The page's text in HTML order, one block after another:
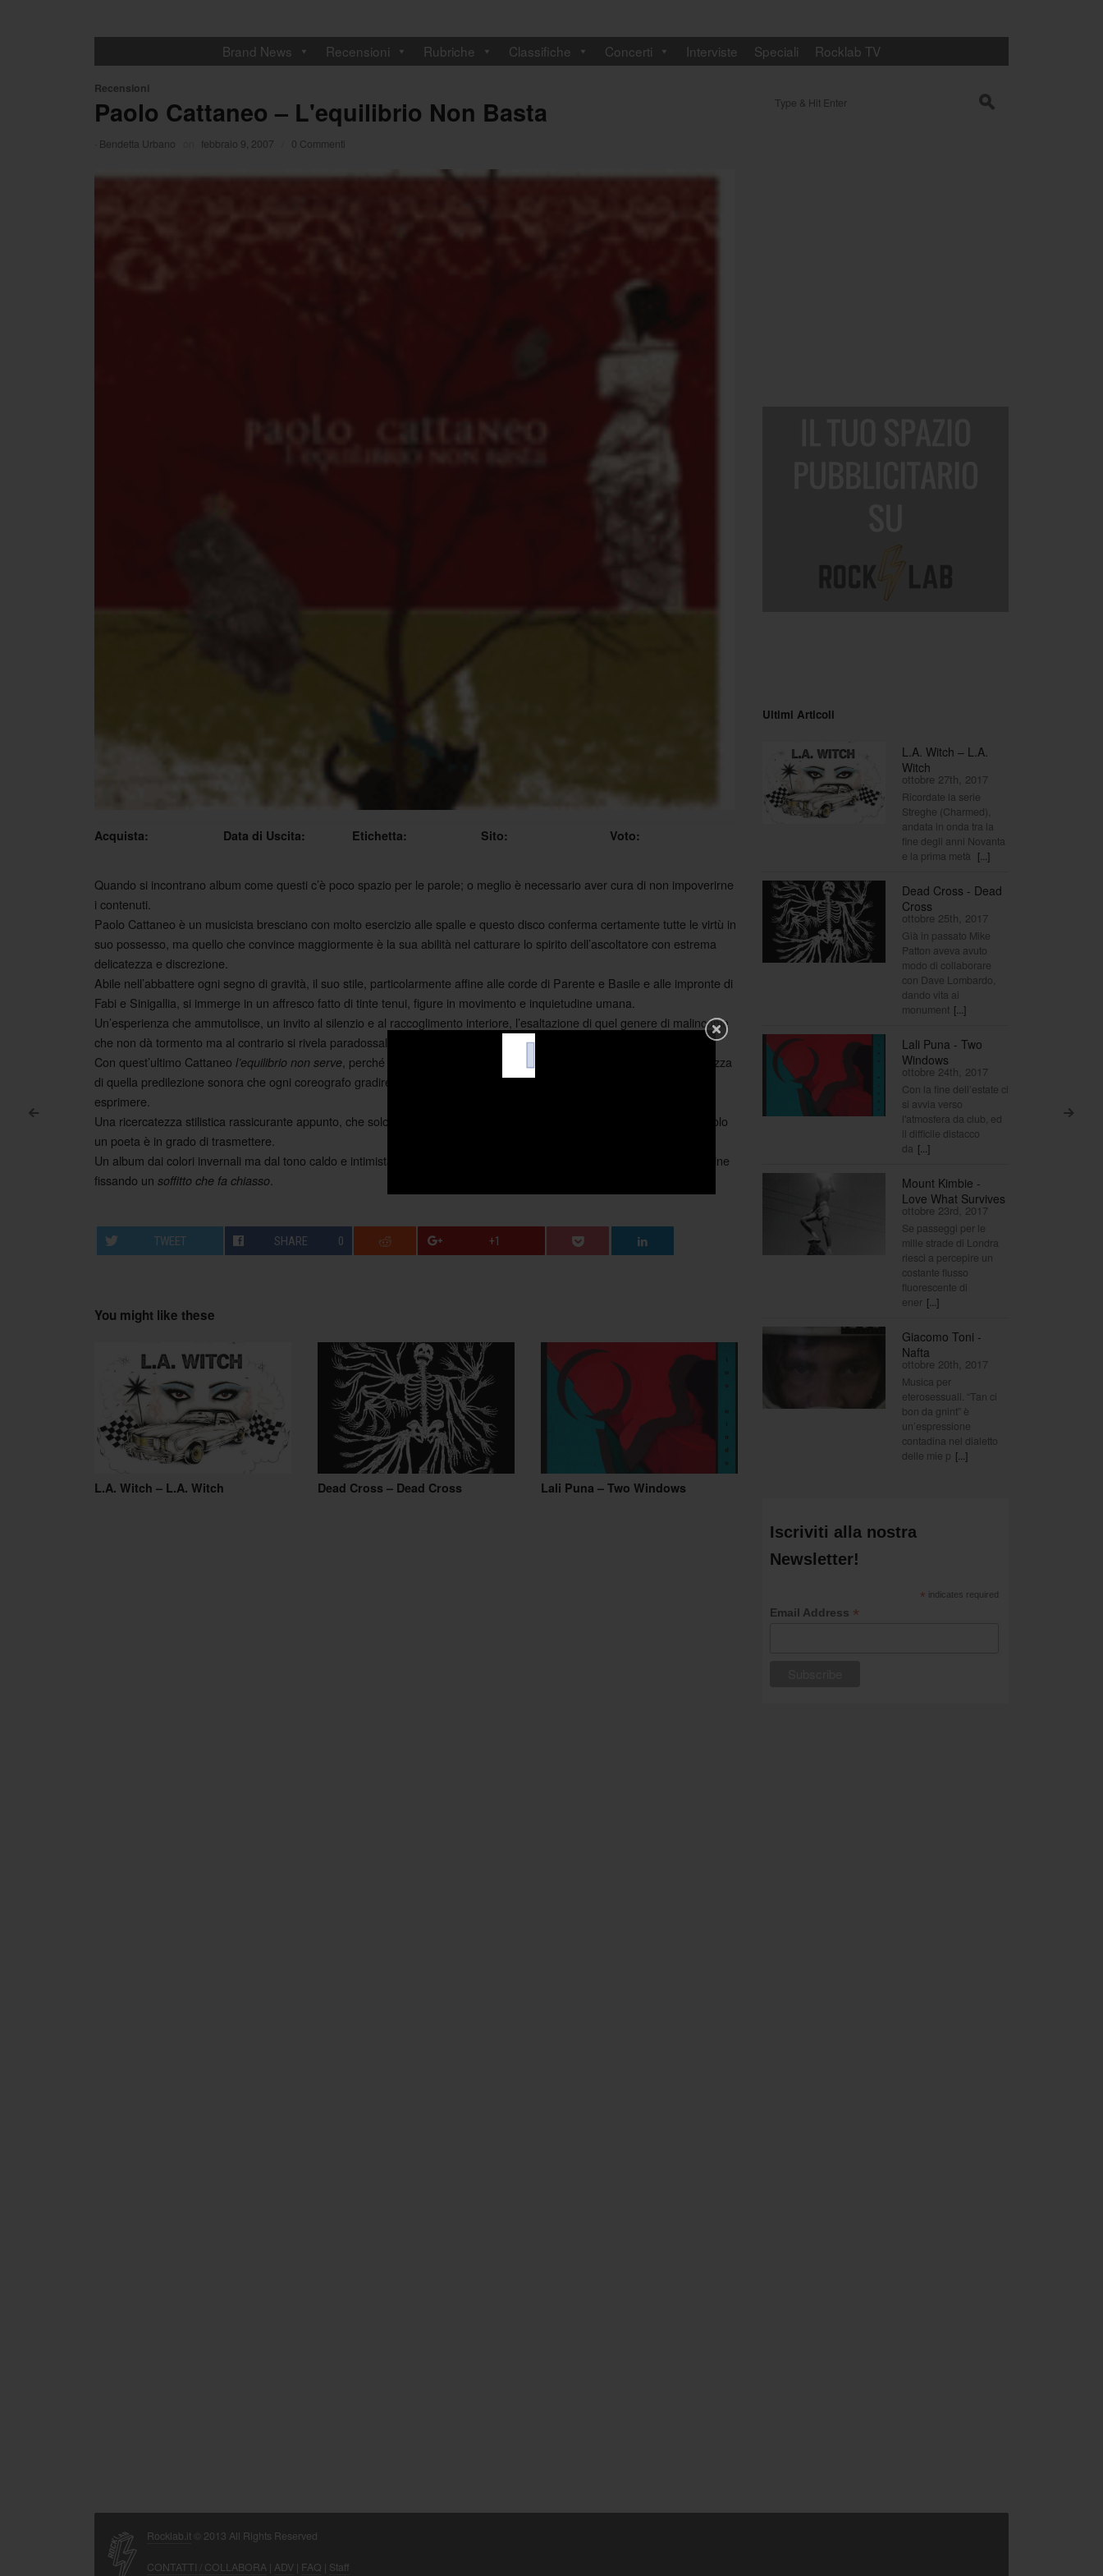
Brand News Recensioni Rubriche Classifiche Concerti Interviste Speciali Rocklab TV
Post navigation
< >
Recensioni
Paolo Cattaneo – L'equilibrio Non Basta
Bendetta Urbano febbraio 9, 2007 0 Commenti
Acquista: Data di Uscita: Etichetta: Sito: Voto:
Quando si incontrano album come questi c’è poco spazio per le parole; o meglio è necessario aver cura di non impoverirne
i contenuti.
Paolo Cattaneo è un musicista bresciano con molto esercizio alle spalle e questo disco conferma certamente tutte le virtù in
suo possesso, ma quello che convince maggiormente è la sua abilità nel catturare lo spirito dell’ascoltatore con estrema
delicatezza e discrezione.
Abile nell’abbattere ogni segno di gravità, il suo stile, particolarmente affine alle corde di Parente e Basile e alle impronte di
Fabi e Sinigallia, si immerge in un affresco fatto di tinte tenui, figure in movimento e inquietudine umana.
Un’esperienza che ammutolisce, un invito al silenzio e al raccoglimento interiore, l’esaltazione di quel genere di malinconia
che non dà tormento ma al contrario si rivela paradossalmente gradevole e attraente.
Con quest’ultimo Cattaneo l’equilibrio non serve, perché ti lascia sospeso ad osservare l’individuo dall’alto, con la sicurezza
di quella predilezione sonora che ogni coreografo gradirebbe contare e quella forza lirica che ogni poeta vorrebbe
esprimere.
Una ricercatezza stilistica rassicurante appunto, che solo un cultore del suono possiede e una grazia compositiva che solo
un poeta è in grado di trasmettere.
Un album dai colori invernali ma dal tono caldo e intimista, che culla i sensi lasciandoti in silenzio tra le coperte in disordine
fissando un soffitto che fa chiasso.
TWEET SHARE 0 +1
You might like these
L.A. Witch – L.A. Witch Dead Cross – Dead Cross Lali Puna – Two Windows
s
Ultimi Articoli
L.A. Witch – L.A.
Witch
ottobre 27th, 2017
Ricordate la serie
Streghe (Charmed),
andata in onda tra la
fine degli anni Novanta
e la prima metà [...]
Dead Cross - Dead
Cross
ottobre 25th, 2017
Già in passato Mike
Patton aveva avuto
modo di collaborare
con Dave Lombardo,
dando vita ai
monument [...]
Lali Puna - Two
Windows
ottobre 24th, 2017
Con la fine dell’estate ci
si avvia verso
l'atmosfera da club, ed
il difficile distacco
da [...]
Mount Kimbie -
Love What Survives
ottobre 23rd, 2017
Se passeggi per le
mille strade di Londra
riesci a percepire un
costante flusso
fluorescente di
ener [...]
Giacomo Toni -
Nafta
ottobre 20th, 2017
Musica per
eterosessuali. “Tan ci
bon da gnint” è
un’espressione
contadina nel dialetto
delle mie p [...]
Iscriviti alla nostra
Newsletter!
* indicates required
Email Address *
Rocklab.it © 2013 All Rights Reserved
CONTATTI / COLLABORA | ADV | FAQ | Staff